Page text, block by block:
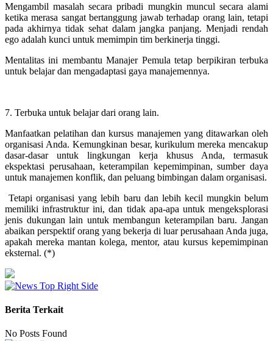
Mengambil masalah secara pribadi mungkin muncul secara alami
ketika merasa sangat bertanggung jawab terhadap orang lain, tetapi
pada akhirnya tidak sehat dalam jangka panjang. Menjadi rendah
ego adalah kunci untuk memimpin tim berkinerja tinggi.
Mentalitas ini membantu Manajer Pemula tetap berpikiran terbuka
untuk belajar dan mengadaptasi gaya manajemennya.
7. Terbuka untuk belajar dari orang lain.
Manfaatkan pelatihan dan kursus manajemen yang ditawarkan oleh
organisasi Anda. Kemungkinan besar, kurikulum mereka mencakup
dasar-dasar untuk lingkungan kerja khusus Anda, termasuk
ekspektasi perusahaan, keterampilan kepemimpinan, sumber daya
untuk manajemen konflik, dan peluang bimbingan dalam organisasi.
Tetapi organisasi yang lebih baru dan lebih kecil mungkin belum
memiliki infrastruktur ini, dan tidak apa-apa untuk mengeksplorasi
jenis dukungan lain untuk membangun keterampilan baru. Jangan
abaikan perspektif orang yang bekerja di luar perusahaan Anda juga,
apakah mereka mantan kolega, mentor, atau kursus kepemimpinan
eksternal. (*)
Berita Terkait
No Posts Found